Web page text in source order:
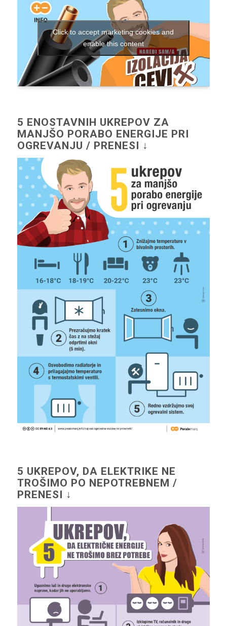
Click to accept marketing cookies and
enable this content
5 ENOSTAVNIH UKREPOV ZA
MANJŠO PORABO ENERGIJE PRI
OGREVANJU / PRENESI ↓
5 UKREPOV, DA ELEKTRIKE NE
TROŠIMO PO NEPOTREBNEM /
PRENESI ↓